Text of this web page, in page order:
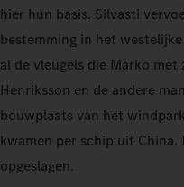
hier hun basis. Silvasti
bestemming in het
al de vleugels die Marko
Henriksson en de andere
bouwplaats van het
kwamen per schip uit
opgeslagen.